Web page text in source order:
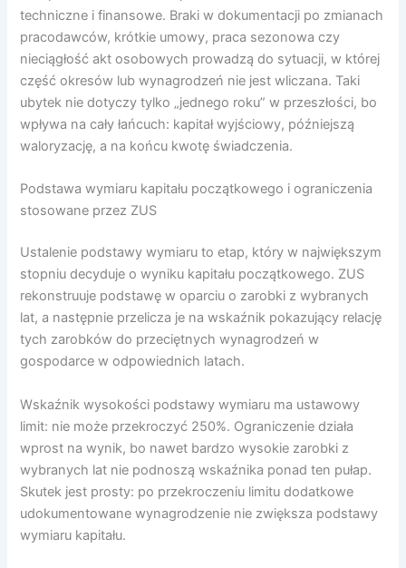
techniczne i finansowe. Braki w dokumentacji po zmianach
pracodawców, krótkie umowy, praca sezonowa czy
nieciągłość akt osobowych prowadzą do sytuacji, w której
część okresów lub wynagrodzeń nie jest wliczana. Taki
ubytek nie dotyczy tylko „jednego roku” w przeszłości, bo
wpływa na cały łańcuch: kapitał wyjściowy, późniejszą
waloryzację, a na końcu kwotę świadczenia.
Podstawa wymiaru kapitału początkowego i ograniczenia
stosowane przez ZUS
Ustalenie podstawy wymiaru to etap, który w największym
stopniu decyduje o wyniku kapitału początkowego. ZUS
rekonstruuje podstawę w oparciu o zarobki z wybranych
lat, a następnie przelicza je na wskaźnik pokazujący relację
tych zarobków do przeciętnych wynagrodzeń w
gospodarce w odpowiednich latach.
Wskaźnik wysokości podstawy wymiaru ma ustawowy
limit: nie może przekroczyć 250%. Ograniczenie działa
wprost na wynik, bo nawet bardzo wysokie zarobki z
wybranych lat nie podnoszą wskaźnika ponad ten pułap.
Skutek jest prosty: po przekroczeniu limitu dodatkowe
udokumentowane wynagrodzenie nie zwiększa podstawy
wymiaru kapitału.